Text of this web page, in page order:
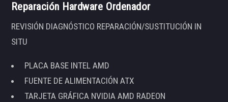
Reparación Hardware Ordenador
REVISIÓN DIAGNÓSTICO REPARACIÓN/SUSTITUCIÓN IN
SITU
PLACA BASE INTEL AMD
FUENTE DE ALIMENTACIÓN ATX
TARJETA GRÁFICA NVIDIA AMD RADEON